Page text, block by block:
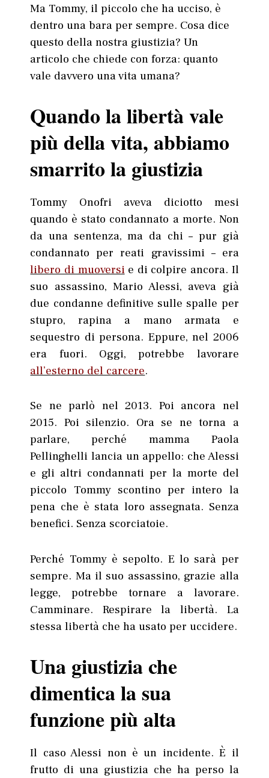
Ma Tommy, il piccolo che ha ucciso, è
dentro una bara per sempre. Cosa dice
questo della nostra giustizia? Un
articolo che chiede con forza: quanto
vale davvero una vita umana?
Quando la libertà vale
più della vita, abbiamo
smarrito la giustizia
Tommy Onofri aveva diciotto mesi
quando è stato condannato a morte. Non
da una sentenza, ma da chi – pur già
condannato per reati gravissimi – era
libero di muoversie di colpire ancora. Il
suo assassino, Mario Alessi, aveva già
due condanne definitive sulle spalle per
stupro, rapina a mano armata e
sequestro di persona. Eppure, nel 2006
era fuori. Oggi, potrebbe lavorare
all’esterno del carcere.
Se ne parlò nel 2013. Poi ancora nel
2015. Poi silenzio. Ora se ne torna a
parlare, perché mamma Paola
Pellinghelli lancia un appello: che Alessi
e gli altri condannati per la morte del
piccolo Tommy scontino per intero la
pena che è stata loro assegnata. Senza
benefici. Senza scorciatoie.
Perché Tommy è sepolto. E lo sarà per
sempre. Ma il suo assassino, grazie alla
legge, potrebbe tornare a lavorare.
Camminare. Respirare la libertà. La
stessa libertà che ha usato per uccidere.
Una giustizia che
dimentica la sua
funzione più alta
Il caso Alessi non è un incidente. È il
frutto di una giustizia che ha perso la